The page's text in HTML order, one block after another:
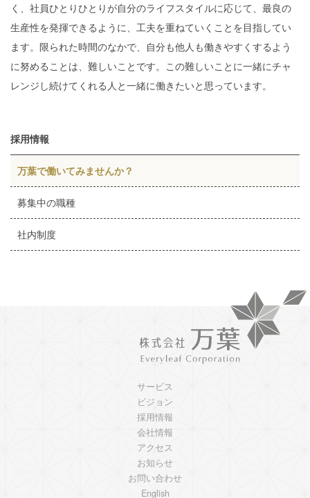
く、社員ひとりひとりが自分のライフスタイルに応じて、最良の
生産性を発揮できるように、工夫を重ねていくことを目指してい
ます。限られた時間のなかで、自分も他人も働きやすくするよう
に努めることは、難しいことです。この難しいことに一緒にチャ
レンジし続けてくれる人と一緒に働きたいと思っています。
採用情報
万葉で働いてみませんか？
募集中の職種
社内制度
サービス
ビジョン
採用情報
会社情報
アクセス
お知らせ
お問い合わせ
English